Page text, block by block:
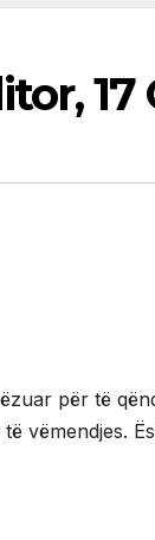
për të
vëmendjes.